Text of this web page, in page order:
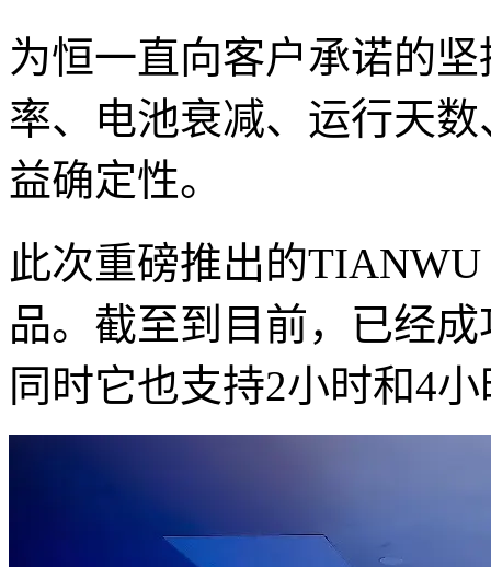
为恒一直向客户承诺的
率、电池衰减、运行天
益确定性。
此次重磅推出的
品。截至到目前，已经
同时它也支持2小时和4